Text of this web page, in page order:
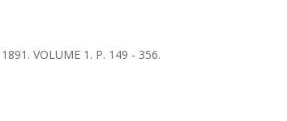
VOLUME 1. P. 149 - 356.